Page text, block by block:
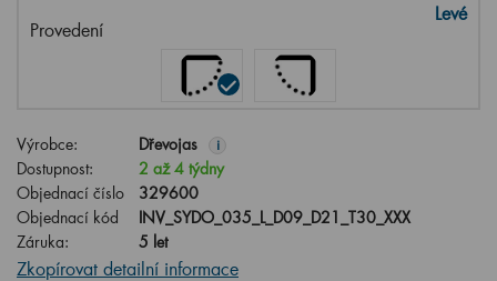
Provedení
Levé
Výrobce: Dřevojas i
Dostupnost:
2 až 4 týdny
Objednací číslo
329600
Objednací kód
INV_SYDO_035_L_D09_D21_T30_XXX
Záruka:
5 let
Zkopírovat detailní informace